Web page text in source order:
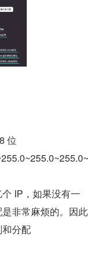
位
IP，如果没有一
非常麻烦的。因此
分配